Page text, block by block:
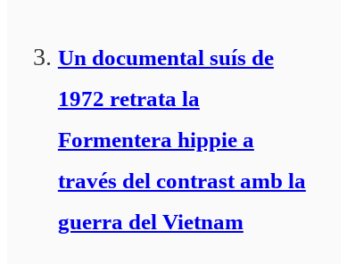
Un documental suís de
1972 retrata la
Formentera hippie a
través del contrast amb la
guerra del Vietnam